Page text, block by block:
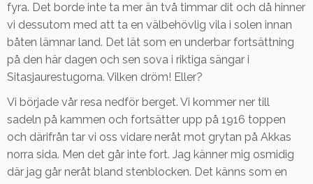
fyra. Det borde inte ta mer än två timmar dit och då hinner
vi dessutom med att ta en välbehövlig vila i solen innan
båten lämnar land. Det lät som en underbar fortsättning
på den här dagen och sen sova i riktiga sängar i
Sitasjaurestugorna. Vilken dröm! Eller?
Vi började vår resa nedför berget. Vi kommer ner till
sadeln på kammen och fortsätter upp på 1916 toppen
och därifrån tar vi oss vidare neråt mot grytan på Akkas
norra sida. Men det går inte fort. Jag känner mig osmidig
där jag går neråt bland stenblocken. Det känns som en